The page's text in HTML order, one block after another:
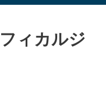
ィカルジ